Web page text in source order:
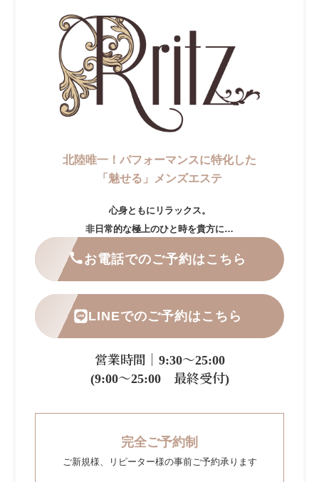
北陸唯一！パフォーマンスに特化した
「魅せる」メンズエステ
心身ともにリラックス。
非日常的な極上のひと時を貴方に…
お電話でのご予約はこちら
LINEでのご予約はこちら
営業時間｜9:30～25:00
(9:00～25:00 最終受付)
完全ご予約制
ご新規様、リピーター様の事前ご予約承ります